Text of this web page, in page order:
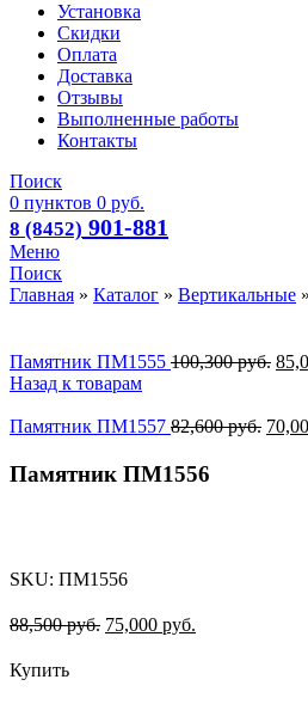
Установка
Скидки
Оплата
Доставка
Отзывы
Выполненные работы
Контакты
Поиск
0 пунктов 0 руб.
8 (8452) 901-881
Меню
Поиск
Главная » Каталог » Вертикальные »
Памятник ПМ1555 100,300руб.
Назад к товарам
Памятник ПМ1557 82,600руб.
Памятник ПМ1556
SKU: ПМ1556
88,500руб. 75,000 руб.
Купить